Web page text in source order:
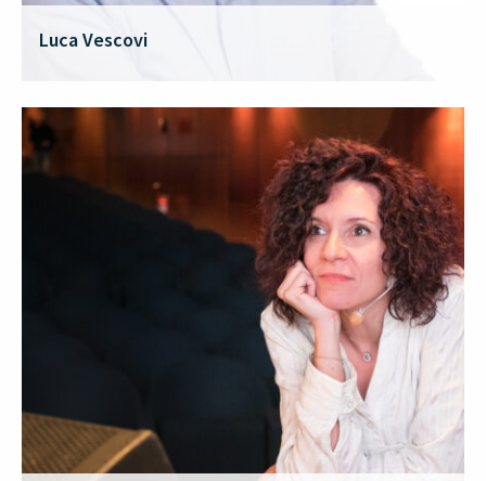
Luca Vescovi